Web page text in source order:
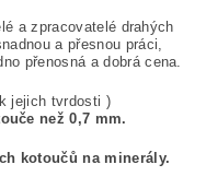
a zpracovatelé drahých
a přesnou práci,
přenosná a dobrá cena.
jejich tvrdosti )
než 0,7 mm.
kotoučů na minerály.